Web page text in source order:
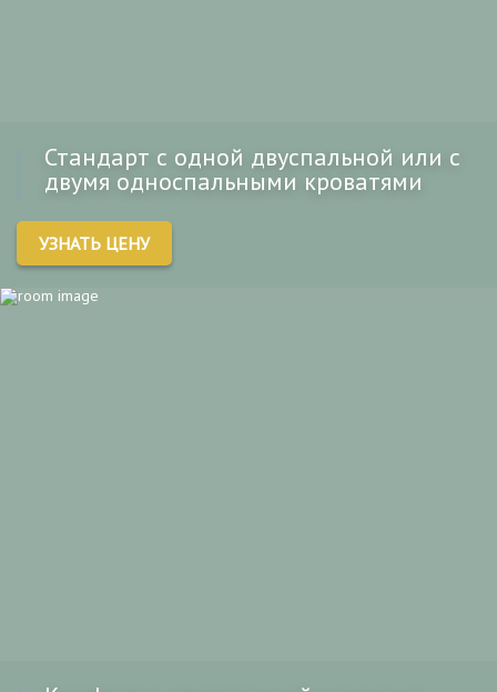
Стандарт с одной двуспальной или с
двумя односпальными кроватями
УЗНАТЬ ЦЕНУ